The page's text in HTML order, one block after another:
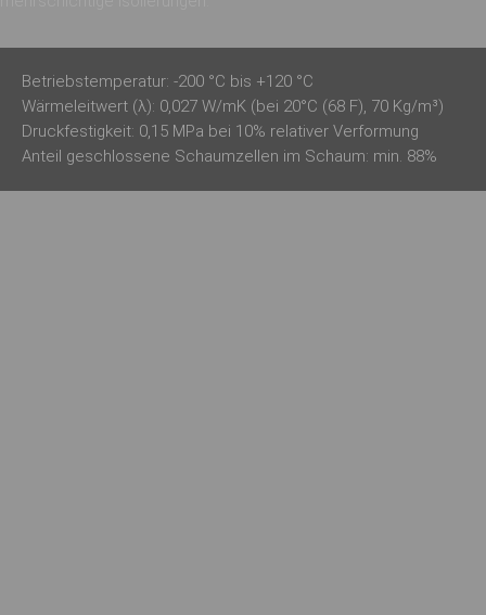
Betriebstemperatur: -200 °C bis +120 °C
Wärmeleitwert (λ): 0,027 W/mK (bei 20°C (68 F), 70 Kg/m³)
Druckfestigkeit: 0,15 MPa bei 10% relativer Verformung
Anteil geschlossene Schaumzellen im Schaum: min. 88%